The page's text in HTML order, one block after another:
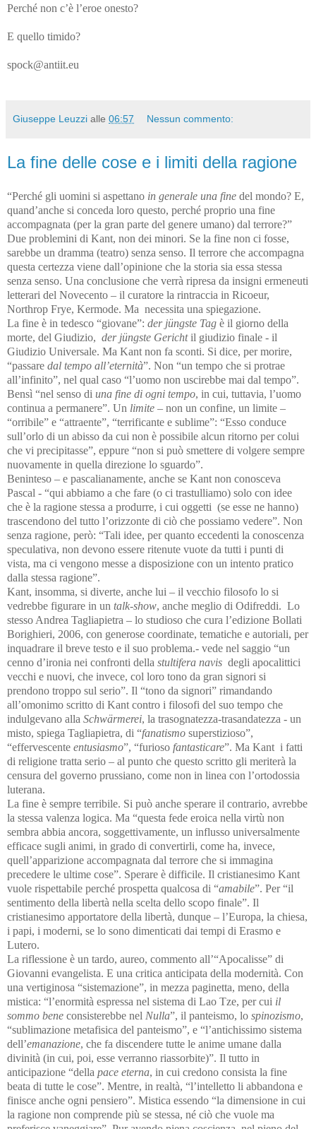
Perché non c’è l’eroe onesto?
E quello timido?
spock@antiit.eu
Giuseppe Leuzzi alle 06:57 Nessun commento:
La fine delle cose e i limiti della ragione
“Perché gli uomini si aspettano in generale una fine del mondo? E,
quand’anche si conceda loro questo, perché proprio una fine
accompagnata (per la gran parte del genere umano) dal terrore?”
Due problemini di Kant, non dei minori. Se la fine non ci fosse,
sarebbe un dramma (teatro) senza senso. Il terrore che accompagna
questa certezza viene dall’opinione che la storia sia essa stessa
senza senso. Una conclusione che verrà ripresa da insigni ermeneuti
letterari del Novecento – il curatore la rintraccia in Ricoeur,
Northrop Frye, Kermode. Ma necessita una spiegazione.
La fine è in tedesco “giovane”: der jüngste Tag è il giorno della
morte, del Giudizio, der jüngste Gerichtil giudizio finale - il
Giudizio Universale. Ma Kant non fa sconti. Si dice, per morire,
“passare dal tempo all’eternità”. Non “un tempo che si protrae
all’infinito”, nel qual caso “l’uomo non uscirebbe mai dal tempo”.
Bensì “nel senso di una fine di ogni tempo, in cui, tuttavia, l’uomo
continua a permanere”. Un limite – non un confine, un limite –
“orribile” e “attraente”, “terrificante e sublime”: “Esso conduce
sull’orlo di un abisso da cui non è possibile alcun ritorno per colui
che vi precipitasse”, eppure “non si può smettere di volgere sempre
nuovamente in quella direzione lo sguardo”.
Beninteso – e pascalianamente, anche se Kant non conosceva
Pascal - “qui abbiamo a che fare (o ci trastulliamo) solo con idee
che è la ragione stessa a produrre, i cui oggetti (se esse ne hanno)
trascendono del tutto l’orizzonte di ciò che possiamo vedere”. Non
senza ragione, però: “Tali idee, per quanto eccedenti la conoscenza
speculativa, non devono essere ritenute vuote da tutti i punti di
vista, ma ci vengono messe a disposizione con un intento pratico
dalla stessa ragione”.
Kant, insomma, si diverte, anche lui – il vecchio filosofo lo si
vedrebbe figurare in un talk-show, anche meglio di Odifreddi. Lo
stesso Andrea Tagliapietra – lo studioso che cura l’edizione Bollati
Borighieri, 2006, con generose coordinate, tematiche e autoriali, per
inquadrare il breve testo e il suo problema.- vede nel saggio “un
cenno d’ironia nei confronti della stultifera navis degli apocalittici
vecchi e nuovi, che invece, col loro tono da gran signori si
prendono troppo sul serio”. Il “tono da signori” rimandando
all’omonimo scritto di Kant contro i filosofi del suo tempo che
indulgevano alla Schwärmerei, la trasognatezza-trasandatezza - un
misto, spiega Tagliapietra, di “fanatismo superstizioso”,
“effervescente entusiasmo”, “furioso fantasticare”. Ma Kant i fatti
di religione tratta serio – al punto che questo scritto gli meriterà la
censura del governo prussiano, come non in linea con l’ortodossia
luterana.
La fine è sempre terribile. Si può anche sperare il contrario, avrebbe
la stessa valenza logica. Ma “questa fede eroica nella virtù non
sembra abbia ancora, soggettivamente, un influsso universalmente
efficace sugli animi, in grado di convertirli, come ha, invece,
quell’apparizione accompagnata dal terrore che si immagina
precedere le ultime cose”. Sperare è difficile. Il cristianesimo Kant
vuole rispettabile perché prospetta qualcosa di “amabile”. Per “il
sentimento della libertà nella scelta dello scopo finale”. Il
cristianesimo apportatore della libertà, dunque – l’Europa, la chiesa,
i papi, i moderni, se lo sono dimenticati dai tempi di Erasmo e
Lutero.
La riflessione è un tardo, aureo, commento all’“Apocalisse” di
Giovanni evangelista. E una critica anticipata della modernità. Con
una vertiginosa “sistemazione”, in mezza paginetta, meno, della
mistica: “l’enormità espressa nel sistema di Lao Tze, per cui il
sommo bene consisterebbe nel Nulla”, il panteismo, lo spinozismo,
“sublimazione metafisica del panteismo”, e “l’antichissimo sistema
dell’emanazione, che fa discendere tutte le anime umane dalla
divinità (in cui, poi, esse verranno riassorbite)”. Il tutto in
anticipazione “della pace eterna, in cui credono consista la fine
beata di tutte le cose”. Mentre, in realtà, “l’intelletto li abbandona e
finisce anche ogni pensiero”. Mistica essendo “la dimensione in cui
la ragione non comprende più se stessa, né ciò che vuole ma